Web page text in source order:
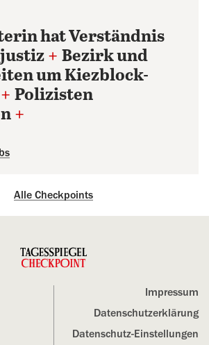
hat Verständnis
+ Bezirk und
um Kiezblock-
+ Polizisten
+
Alle Checkpoints
Impressum
Datenschutz­erklärung
Datenschutz-Einstellungen